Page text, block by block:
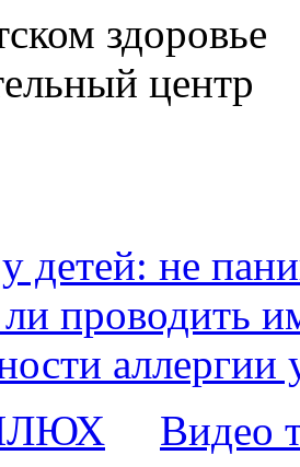
здоровье
центр
детей: не
проводить
аллергии
Видео